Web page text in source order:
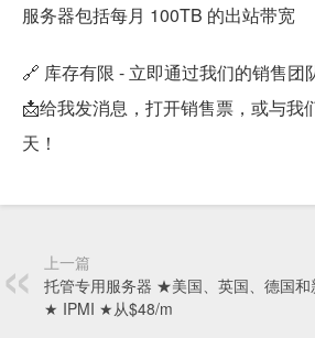
服务器包括每月 100TB 的出站带宽
🔗 库存有限 - 立即通过我们的销售团
📩给我发消息，打开销售票，或与我
天！
上一篇
托管专用服务器 ★美国、英国、德国
★ IPMI ★从$48/m